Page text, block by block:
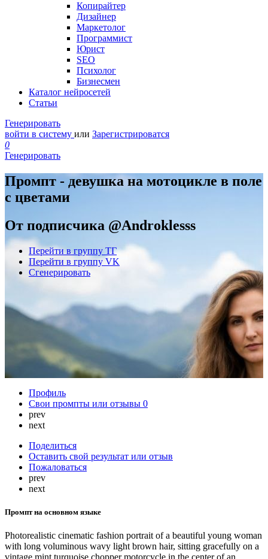
Копирайтер
Дизайнер
Маркетолог
Программист
Юрист
SEO
Психолог
Бизнесмен
Каталог нейросетей
Статьи
Генерировать
войти в систему или Зарегистрироватся
0
Генерировать
Промпт - девушка на мотоцикле в поле
с цветами
От подписчика @Androklesss
Перейти в группу ТГ
Перейти в группу VK
Сгенерировать
Профиль
Свои промпты или отзывы 0
prev
next
Поделиться
Оставить свой результат или отзыв
Пожаловаться
prev
next
Промпт на основном языке
Photorealistic cinematic fashion portrait of a beautiful young woman
with long voluminous wavy light brown hair, sitting gracefully on a